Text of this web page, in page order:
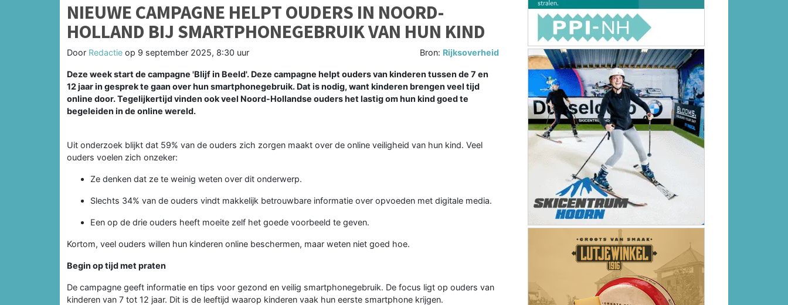
NIEUWE CAMPAGNE HELPT OUDERS IN NOORD-
HOLLAND BIJ SMARTPHONEGEBRUIK VAN HUN KIND
Door Redactie op 9 september 2025, 8:30 uur Bron: Rijksoverheid
Deze week start de campagne 'Blijf in Beeld'. Deze campagne helpt ouders van kinderen tussen de 7 en
12 jaar in gesprek te gaan over hun smartphonegebruik. Dat is nodig, want kinderen brengen veel tijd
online door. Tegelijkertijd vinden ook veel Noord-Hollandse ouders het lastig om hun kind goed te
begeleiden in de online wereld.
Uit onderzoek blijkt dat 59% van de ouders zich zorgen maakt over de online veiligheid van hun kind. Veel
ouders voelen zich onzeker:
Ze denken dat ze te weinig weten over dit onderwerp.
Slechts 34% van de ouders vindt makkelijk betrouwbare informatie over opvoeden met digitale media.
Een op de drie ouders heeft moeite zelf het goede voorbeeld te geven.
Kortom, veel ouders willen hun kinderen online beschermen, maar weten niet goed hoe.
Begin op tijd met praten
De campagne geeft informatie en tips voor gezond en veilig smartphonegebruik. De focus ligt op ouders van
kinderen van 7 tot 12 jaar. Dit is de leeftijd waarop kinderen vaak hun eerste smartphone krijgen.